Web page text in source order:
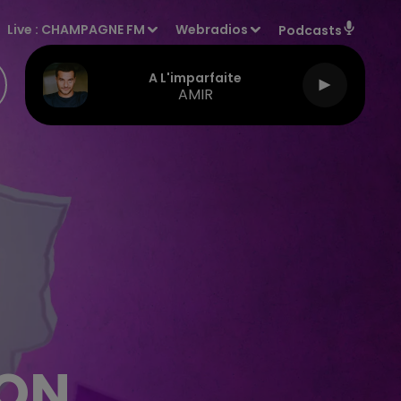
Live : CHAMPAGNE FM Webradios Podcasts
A L'imparfaite
AMIR